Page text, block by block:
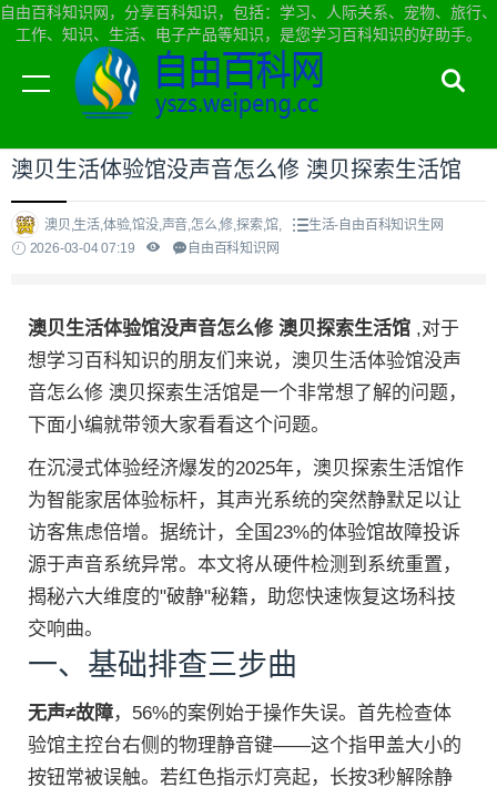
自由百科知识网，分享百科知识，包括：学习、人际关系、宠物、旅行、
工作、知识、生活、电子产品等知识，是您学习百科知识的好助手。
当前位置：自由百科知识网首页>生活
澳贝生活体验馆没声音怎么修 澳贝探索生活馆
澳贝,生活,体验,馆没,声音,怎么,修,探索,馆,
生活-自由百科知识生网
2026-03-04 07:19
自由百科知识网
澳贝生活体验馆没声音怎么修 澳贝探索生活馆 ,对于
想学习百科知识的朋友们来说，澳贝生活体验馆没声
音怎么修 澳贝探索生活馆是一个非常想了解的问题，
下面小编就带领大家看看这个问题。
在沉浸式体验经济爆发的2025年，澳贝探索生活馆作
为智能家居体验标杆，其声光系统的突然静默足以让
访客焦虑倍增。据统计，全国23%的体验馆故障投诉
源于声音系统异常。本文将从硬件检测到系统重置，
揭秘六大维度的"破静"秘籍，助您快速恢复这场科技
交响曲。
一、基础排查三步曲
无声≠故障，56%的案例始于操作失误。首先检查体
验馆主控台右侧的物理静音键——这个指甲盖大小的
按钮常被误触。若红色指示灯亮起，长按3秒解除静